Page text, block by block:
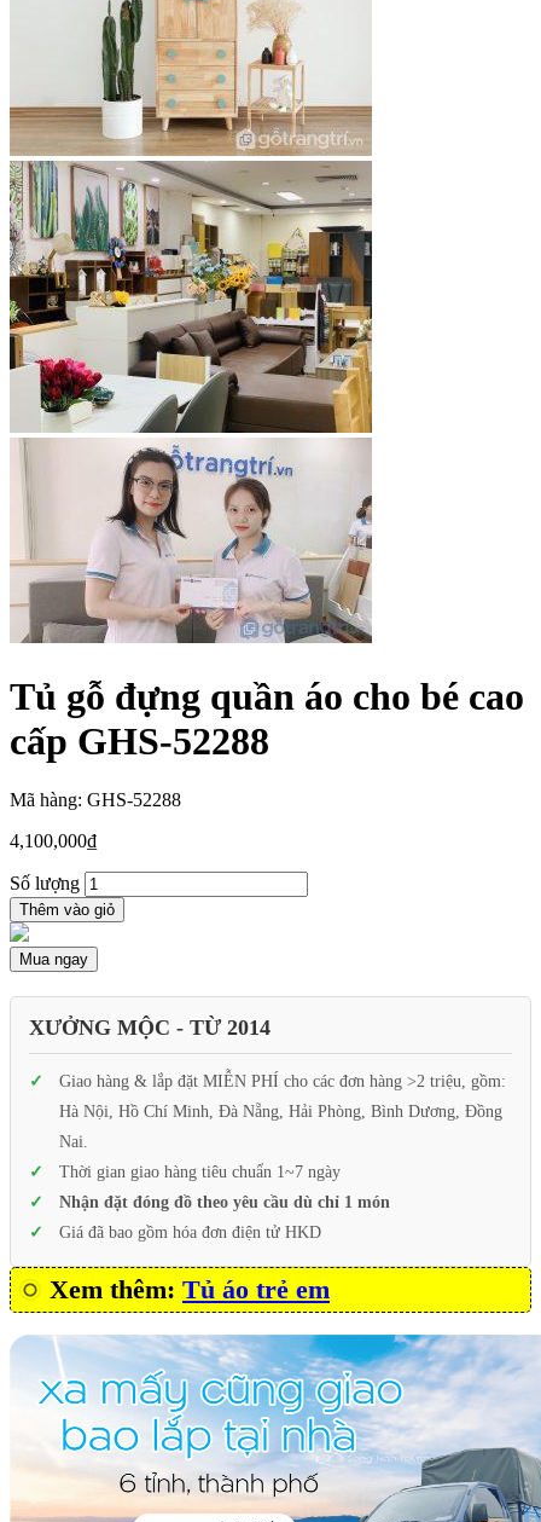
Tủ gỗ đựng quần áo cho bé cao
cấp GHS-52288
Mã hàng: GHS-52288
4,100,000₫
Số lượng
Thêm vào giỏ
Mua ngay
XƯỞNG MỘC - TỪ 2014
Giao hàng & lắp đặt MIỄN PHÍ cho các đơn hàng >2 triệu, gồm:
Hà Nội, Hồ Chí Minh, Đà Nẵng, Hải Phòng, Bình Dương, Đồng
Nai.
Thời gian giao hàng tiêu chuẩn 1~7 ngày
Nhận đặt đóng đồ theo yêu cầu dù chỉ 1 món
Giá đã bao gồm hóa đơn điện tử HKD
Xem thêm: Tủ áo trẻ em